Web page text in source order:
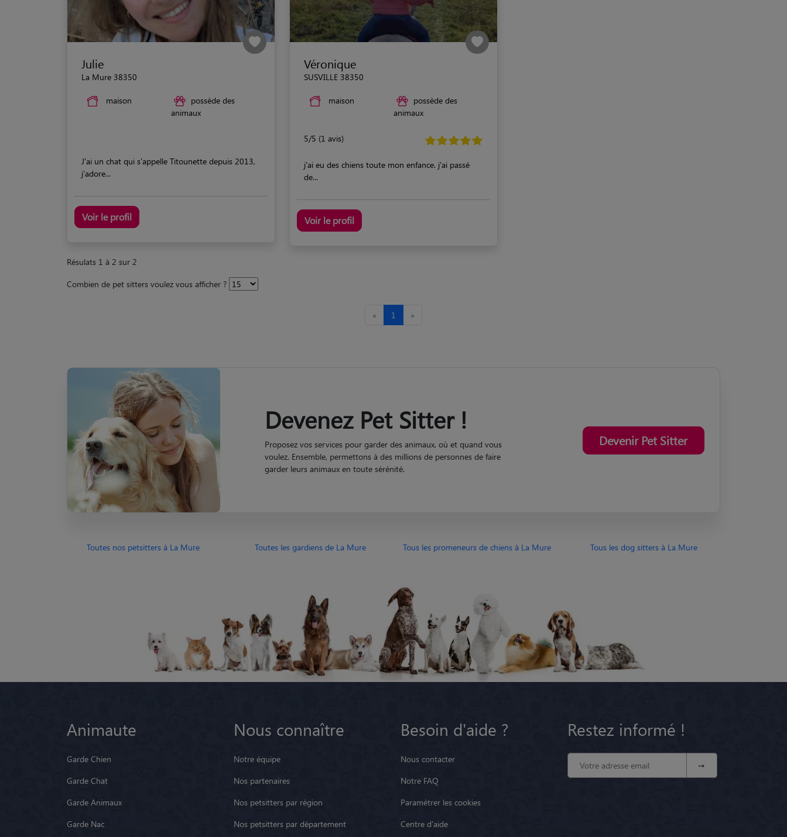
Julie
La Mure 38350
maison
possède des
animaux
J'ai un chat qui s'appelle Titounette depuis 2013,
j'adore...
Voir le profil
Véronique
SUSVILLE 38350
maison
possède des
animaux
5/5 (1 avis)
j'ai eu des chiens toute mon enfance. j'ai passé
de...
Voir le profil
Résulats 1 à 2 sur 2
Combien de pet sitters voulez vous afficher ?
« 1 »
Devenez Pet Sitter !
Proposez vos services pour garder des animaux, où et quand vous
voulez. Ensemble, permettons à des millions de personnes de faire
garder leurs animaux en toute sérénité.
Devenir Pet Sitter
Toutes nos petsitters à La Mure Toutes les gardiens de La Mure Tous les promeneurs de chiens à La Mure Tous les dog sitters à La Mure
Animaute
Garde Chien
Garde Chat
Garde Animaux
Garde Nac
Nous connaître
Notre équipe
Nos partenaires
Nos petsitters par région
Nos petsitters par département
Besoin d'aide ?
Nous contacter
Notre FAQ
Paramétrer les cookies
Centre d'aide
Restez informé !